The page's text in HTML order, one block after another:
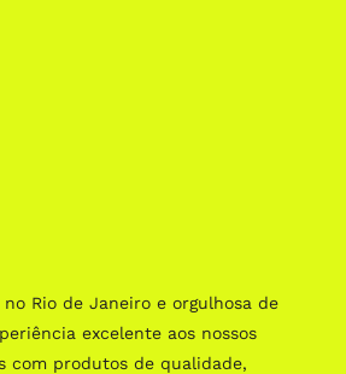
Rio de Janeiro e orgulhosa de
excelente aos nossos
com produtos de qualidade,